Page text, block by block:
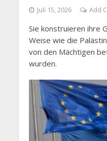
Juli 15, 2026 Add
Sie konstruieren ihre
Weise wie die
von den Mächtigen
wurden.